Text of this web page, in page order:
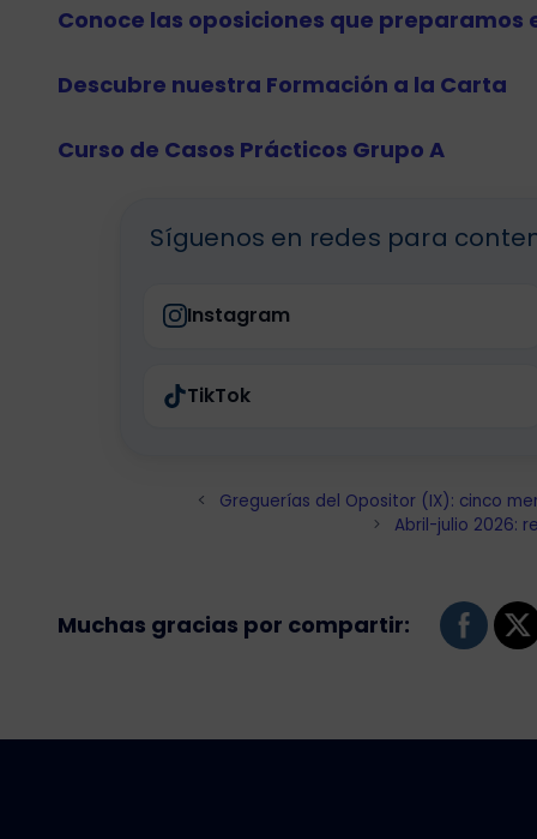
Conoce las oposiciones que preparamos
Descubre nuestra Formación a la Carta
Curso de Casos Prácticos Grupo A
Síguenos en redes para
Instagram
TikTok
Greguerías del Opositor (IX): cinco
Abril-julio 2026:
Muchas gracias por compartir: